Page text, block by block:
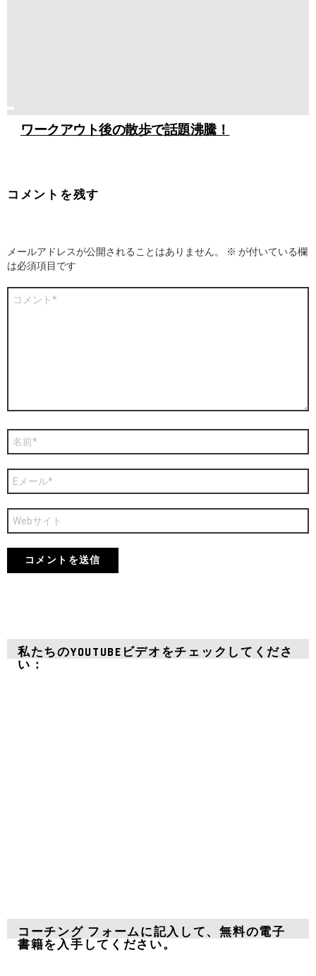
ワークアウト後の散歩で話題沸騰！
コメントを残す
メールアドレスが公開されることはありません。 ※ が付いている欄
は必須項目です
メ
前
※
メ
ー
ル
※
サ
イ
ト
私たちのYOUTUBEビデオをチェックしてくださ
い：
コーチング フォームに記入して、無料の電子
書籍を入手してください。